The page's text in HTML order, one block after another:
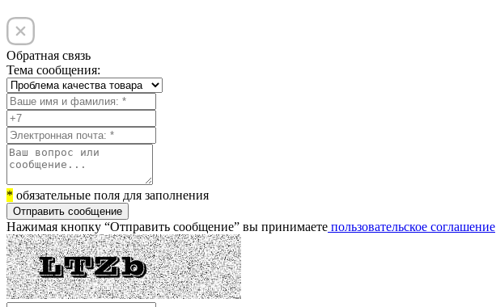
Обратная связь
Тема сообщения:
* обязательные поля для заполнения
Отправить сообщение
Нажимая кнопку “Отправить сообщение” вы принимаете пользовательское соглашение